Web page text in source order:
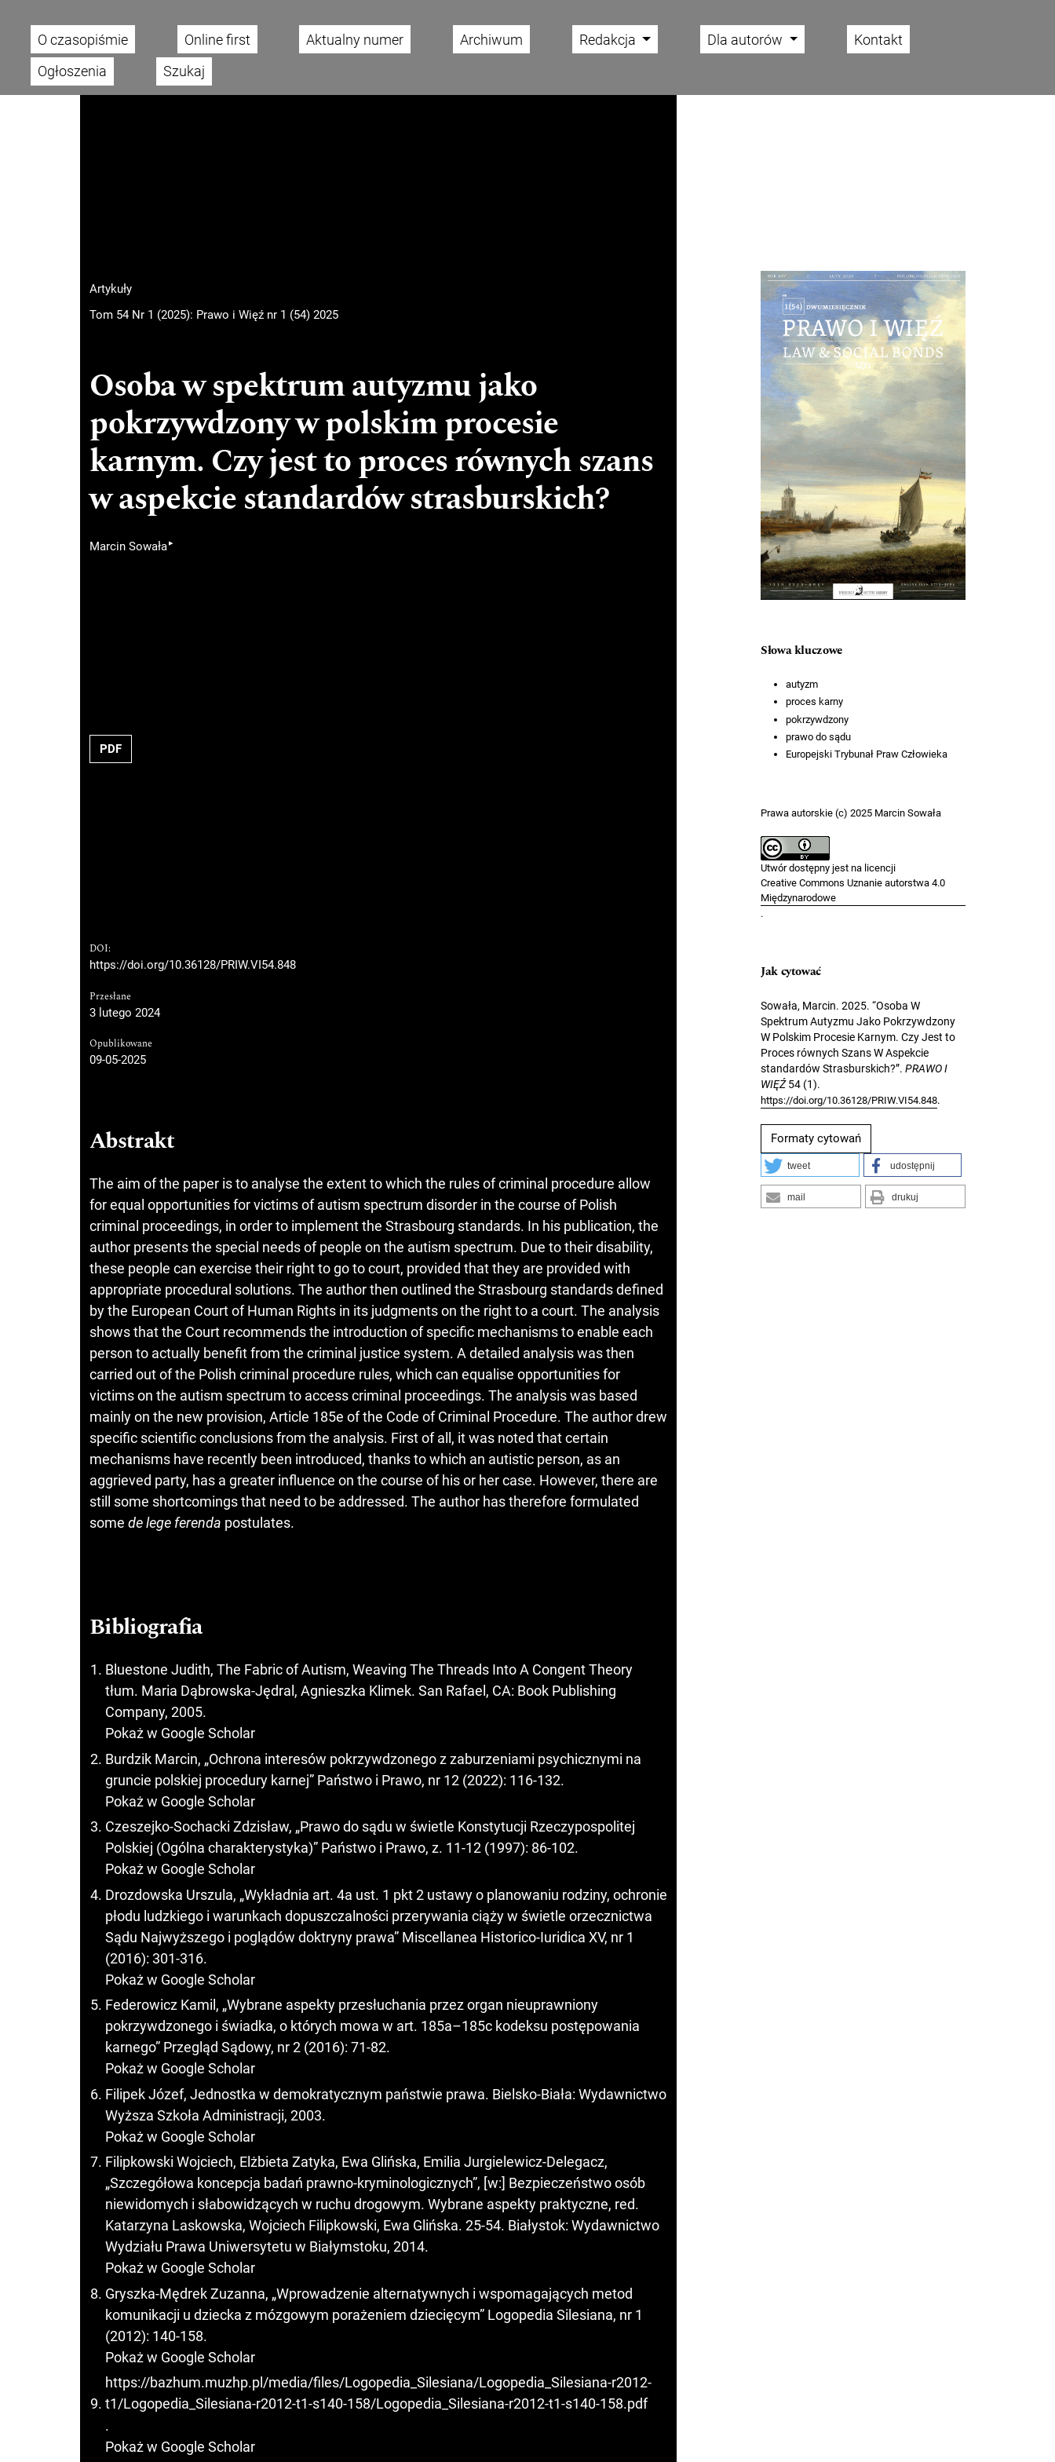
Main menu
O czasopiśmie Online first Aktualny numer Archiwum Redakcja Dla autorów
Kontakt
Ogłoszenia
Szukaj
Artykuły
Tom 54 Nr 1 (2025): Prawo i Więź nr 1 (54) 2025
Osoba w spektrum autyzmu jako
pokrzywdzony w polskim procesie
karnym. Czy jest to proces równych szans
w aspekcie standardów strasburskich?
Marcin Sowała▸
PDF
DOI:
https://doi.org/10.36128/PRIW.VI54.848
Przesłane
3 lutego 2024
Opublikowane
09-05-2025
Abstrakt
The aim of the paper is to analyse the extent to which the rules of criminal procedure allow
for equal opportunities for victims of autism spectrum disorder in the course of Polish
criminal proceedings, in order to implement the Strasbourg standards. In his publication, the
author presents the special needs of people on the autism spectrum. Due to their disability,
these people can exercise their right to go to court, provided that they are provided with
appropriate procedural solutions. The author then outlined the Strasbourg standards defined
by the European Court of Human Rights in its judgments on the right to a court. The analysis
shows that the Court recommends the introduction of specific mechanisms to enable each
person to actually benefit from the criminal justice system. A detailed analysis was then
carried out of the Polish criminal procedure rules, which can equalise opportunities for
victims on the autism spectrum to access criminal proceedings. The analysis was based
mainly on the new provision, Article 185e of the Code of Criminal Procedure. The author drew
specific scientific conclusions from the analysis. First of all, it was noted that certain
mechanisms have recently been introduced, thanks to which an autistic person, as an
aggrieved party, has a greater influence on the course of his or her case. However, there are
still some shortcomings that need to be addressed. The author has therefore formulated
some de lege ferenda postulates.
Bibliografia
Bluestone Judith, The Fabric of Autism, Weaving The Threads Into A Congent Theory
tłum. Maria Dąbrowska-Jędral, Agnieszka Klimek. San Rafael, CA: Book Publishing
Company, 2005.
Pokaż w Google Scholar
Burdzik Marcin, „Ochrona interesów pokrzywdzonego z zaburzeniami psychicznymi na
gruncie polskiej procedury karnej” Państwo i Prawo, nr 12 (2022): 116-132.
Pokaż w Google Scholar
Czeszejko-Sochacki Zdzisław, „Prawo do sądu w świetle Konstytucji Rzeczypospolitej
Polskiej (Ogólna charakterystyka)” Państwo i Prawo, z. 11-12 (1997): 86-102.
Pokaż w Google Scholar
Drozdowska Urszula, „Wykładnia art. 4a ust. 1 pkt 2 ustawy o planowaniu rodziny, ochronie
płodu ludzkiego i warunkach dopuszczalności przerywania ciąży w świetle orzecznictwa
Sądu Najwyższego i poglądów doktryny prawa” Miscellanea Historico-Iuridica XV, nr 1
(2016): 301-316.
Pokaż w Google Scholar
Federowicz Kamil, „Wybrane aspekty przesłuchania przez organ nieuprawniony
pokrzywdzonego i świadka, o których mowa w art. 185a–185c kodeksu postępowania
karnego” Przegląd Sądowy, nr 2 (2016): 71-82.
Pokaż w Google Scholar
Filipek Józef, Jednostka w demokratycznym państwie prawa. Bielsko-Biała: Wydawnictwo
Wyższa Szkoła Administracji, 2003.
Pokaż w Google Scholar
Filipkowski Wojciech, Elżbieta Zatyka, Ewa Glińska, Emilia Jurgielewicz-Delegacz,
„Szczegółowa koncepcja badań prawno-kryminologicznych”, [w:] Bezpieczeństwo osób
niewidomych i słabowidzących w ruchu drogowym. Wybrane aspekty praktyczne, red.
Katarzyna Laskowska, Wojciech Filipkowski, Ewa Glińska. 25-54. Białystok: Wydawnictwo
Wydziału Prawa Uniwersytetu w Białymstoku, 2014.
Pokaż w Google Scholar
Gryszka-Mędrek Zuzanna, „Wprowadzenie alternatywnych i wspomagających metod
komunikacji u dziecka z mózgowym porażeniem dziecięcym” Logopedia Silesiana, nr 1
(2012): 140-158.
Pokaż w Google Scholar
https://bazhum.muzhp.pl/media/files/Logopedia_Silesiana/Logopedia_Silesiana-r2012-
t1/Logopedia_Silesiana-r2012-t1-s140-158/Logopedia_Silesiana-r2012-t1-s140-158.pdf
.
Pokaż w Google Scholar
Cover image
Słowa kluczowe
autyzm
proces karny
pokrzywdzony
prawo do sądu
Europejski Trybunał Praw Człowieka
Prawa autorskie (c) 2025 Marcin Sowała
Utwór dostępny jest na licencji
Creative Commons Uznanie autorstwa 4.0
Międzynarodowe
.
Jak cytować
Sowała, Marcin. 2025. “Osoba W
Spektrum Autyzmu Jako Pokrzywdzony
W Polskim Procesie Karnym. Czy Jest to
Proces równych Szans W Aspekcie
standardów Strasburskich?”. PRAWO I
WIĘŹ54 (1).
https://doi.org/10.36128/PRIW.VI54.848.
Formaty cytowań
tweet udostępnij
mail drukuj